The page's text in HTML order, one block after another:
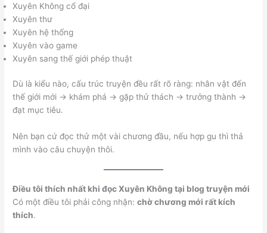
Xuyên Không cổ đại
Xuyên thư
Xuyên hệ thống
Xuyên vào game
Xuyên sang thế giới phép thuật
Dù là kiểu nào, cấu trúc truyện đều rất rõ ràng: nhân vật đến
thế giới mới → khám phá → gặp thử thách → trưởng thành →
đạt mục tiêu.
Nên bạn cứ đọc thử một vài chương đầu, nếu hợp gu thì thả
mình vào câu chuyện thôi.
Điều tôi thích nhất khi đọc Xuyên Không tại blog truyện mới
Có một điều tôi phải công nhận:chờ chương mới rất kích
thích.